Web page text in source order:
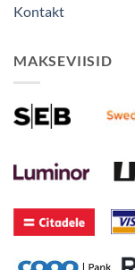
Kontakt
MAKSEVIISID